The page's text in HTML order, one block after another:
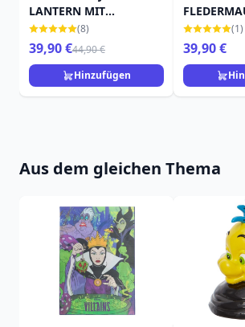
LANTERN MIT
FLEDERMAUS - DISNEY
TRADITIONS
(8)
39,90 €44,90 €
Hinzufügen
DISNEY
(1)
39,90 €
Aus dem gleichen Thema